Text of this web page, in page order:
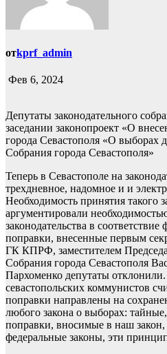
отkprf_admin
Фев 6, 2024
Депутаты законодательного
заседании законопроект «О
города Севастополя «О выборах
Собрания города Севастополя»
Теперь в Севастополе на
трехдневное, надомное и и
Необходимость принятия такого
аргументировали
законодательства в
поправки, внесенные первым
ГК КПРФ, заместителем
Собрания города Севастополя
Пархоменко депутаты
севастопольских коммунистов
поправки направлены на
любого закона о выборах:
поправки, вносимые в наш закон,
федеральные законы, эти